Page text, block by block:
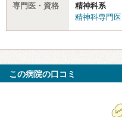
専門医・資格
精神科系
精神科専門医
この病院の口コミ